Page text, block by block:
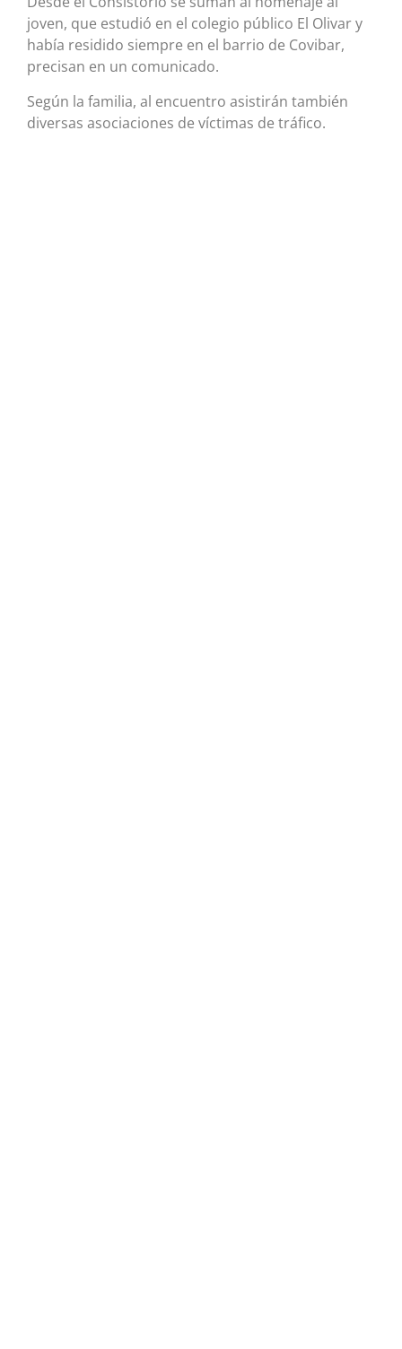
joven, que estudió en el colegio público El Olivar y
había residido siempre en el barrio de Covibar,
precisan en un comunicado.
Según la familia, al encuentro asistirán también
diversas asociaciones de víctimas de tráfico.